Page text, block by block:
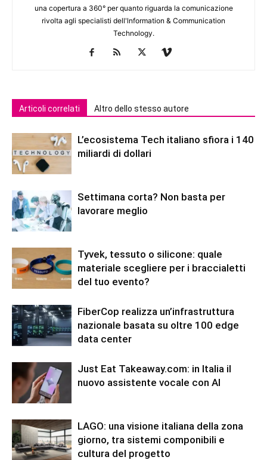
una copertura a 360° per quanto riguarda la comunicazione
rivolta agli specialisti dell'lnformation & Communication
Technology.
Articoli correlati Altro dello stesso autore
L’ecosistema Tech italiano sfiora i 140
miliardi di dollari
Settimana corta? Non basta per
lavorare meglio
Tyvek, tessuto o silicone: quale
materiale scegliere per i braccialetti
del tuo evento?
FiberCop realizza un’infrastruttura
nazionale basata su oltre 100 edge
data center
Just Eat Takeaway.com: in Italia il
nuovo assistente vocale con AI
LAGO: una visione italiana della zona
giorno, tra sistemi componibili e
cultura del progetto